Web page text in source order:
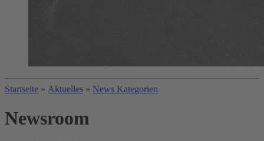
Startseite » Aktuelles » News Kategorien
Newsroom